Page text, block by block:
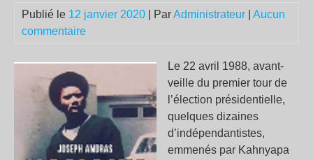
Publié le 12 janvier 2020 | ParAdministrateur
Aucun
commentaire
Le 22 avril 1988, avant-
veille du premier tour de
l’élection présidentielle,
quelques dizaines
d’indépendantistes,
emmenés par Kahnyapa